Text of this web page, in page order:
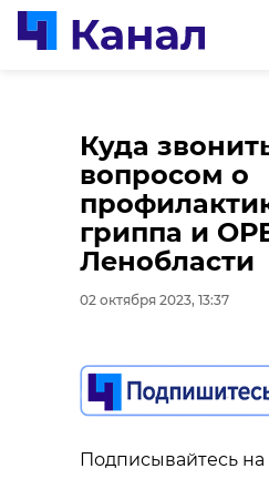
Куда
вопросом о
гриппа и
Ленобласти
02 октября 2023, 13:37
Подписывайтесь на
Школьники
учителя из
Ладоги
каштановую
02 октября 2023, 13:10